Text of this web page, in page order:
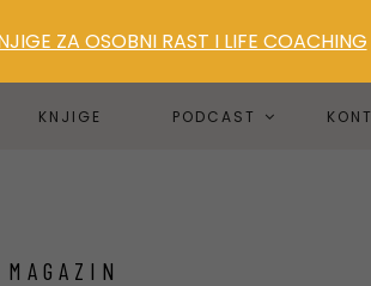
KNJIGE PODCAST
ZA OSOBNI RAST I LIFE COACHING